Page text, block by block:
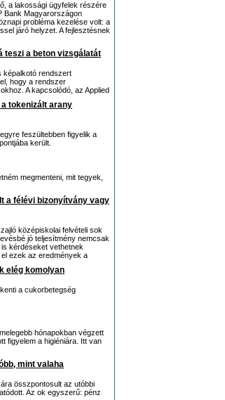
a lakossági ügyfelek részére
Bank Magyarországon
probléma kezelése volt: a
járó helyzet. A fejlesztésnek
teszi a beton vizsgálatát
képalkotó rendszert
hogy a rendszer
A kapcsolódó, az Applied
tokenizált arany
feszültebben figyelik a
került.
megmenteni, mit tegyek,
a félévi bizonyítvány vagy
középiskolai felvételi sok
jó teljesítmény nemcsak
kérdéseket vethetnek
ezek az eredmények a
elég komolyan
a cukorbetegség
hónapokban végzett
figyelem a higiéniára. Itt van
mint valaha
összpontosult az utóbbi
Az ok egyszerű: pénz